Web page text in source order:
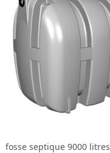
fosse septique 9000 litres